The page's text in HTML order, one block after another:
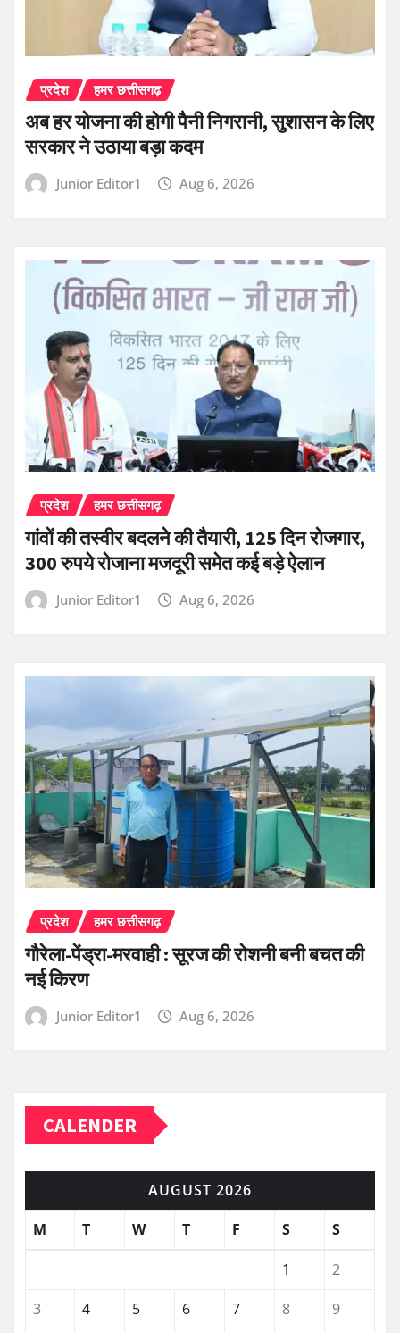
प्रदेश हमर छत्तीसगढ़
अब हर योजना की होगी पैनी निगरानी, सुशासन के लिए
सरकार ने उठाया बड़ा कदम
Junior Editor1 Aug 6, 2026
प्रदेश हमर छत्तीसगढ़
गांवों की तस्वीर बदलने की तैयारी, 125 दिन रोजगार,
300 रुपये रोजाना मजदूरी समेत कई बड़े ऐलान
Junior Editor1 Aug 6, 2026
प्रदेश हमर छत्तीसगढ़
गौरेला-पेंड्रा-मरवाही : सूरज की रोशनी बनी बचत की
नई किरण
Junior Editor1 Aug 6, 2026
CALENDER
AUGUST 2026
M
T W T F S S
1
2
3
4 5 6 7 8 9